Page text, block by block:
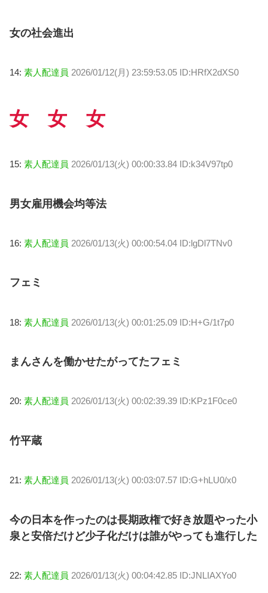
女の社会進出
14: 素人配達員 2026/01/12(月) 23:59:53.05 ID:HRfX2dXS0
女 女 女
15: 素人配達員 2026/01/13(火) 00:00:33.84 ID:k34V97tp0
男女雇用機会均等法
16: 素人配達員 2026/01/13(火) 00:00:54.04 ID:lgDl7TNv0
フェミ
18: 素人配達員 2026/01/13(火) 00:01:25.09 ID:H+G/1t7p0
まんさんを働かせたがってたフェミ
20: 素人配達員 2026/01/13(火) 00:02:39.39 ID:KPz1F0ce0
竹平蔵
21: 素人配達員 2026/01/13(火) 00:03:07.57 ID:G+hLU0/x0
今の日本を作ったのは長期政権で好き放題やった小
泉と安倍だけど少子化だけは誰がやっても進行した
22: 素人配達員 2026/01/13(火) 00:04:42.85 ID:JNLIAXYo0